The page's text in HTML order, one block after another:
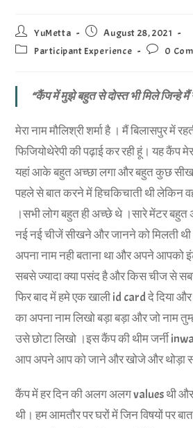
YuMetta
August 28, 2021
Participant Experience
0
“कैंप में मुझे बहुत से दोस्त भी मिले जिन्हे
मेरा नाम मौलिश्री शर्मा है । मैं बिलासपुर में
फिजियोथेरेपी की पढ़ाई कर रही हूं। यह कैंप
यहां आके बहुत अच्छा लगा और बहुत कुछ
पहले से बात करने में हिचकिचाती थी लेकिन
।सभी लोग बहुत ही अच्छे थे ।सारे मेंटर बहुत
नई नई चीजें सीखने और जानने को मिलती
अपना नाम नही बताना था और अपने आपको
सबसे ज्यादा क्या पसंद है और किस चीज से
फिर बाद में हमे एक खाली id card दे दिया
का अपना नाम लिखो बड़ा बड़ा और जो नाम
उसे छोटा लिखो ।इस कैंप की थीम जर्नी
आप अपने आप को जाने और खोजे और थोड़ा
कैंप में हर दिन की अलग अलग values थी
थी। हम आमतौर पर घरों में जिन विषयों पर